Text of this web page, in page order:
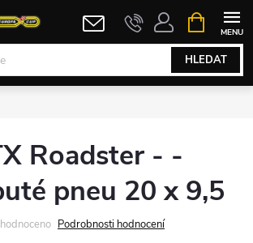
HLEDAT
NÁKUPNÍ
KOŠÍK
Roadster - -
pneu 20 x 9,5
Podrobnosti hodnocení